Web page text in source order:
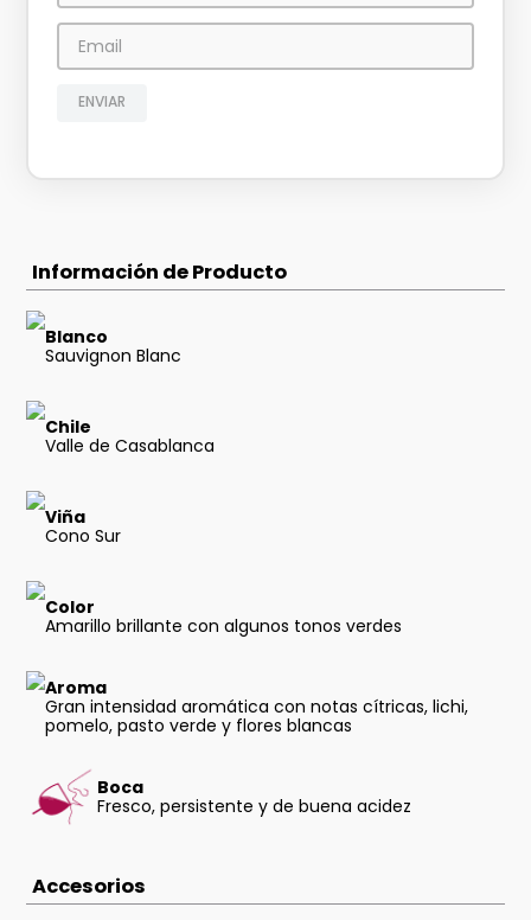
ENVIAR
Información de Producto
Blanco
Sauvignon Blanc
Chile
Valle de Casablanca
Viña
Cono Sur
Color
Amarillo brillante con algunos tonos verdes
Aroma
Gran intensidad aromática con notas cítricas, lichi,
pomelo, pasto verde y flores blancas
Boca
Fresco, persistente y de buena acidez
Accesorios